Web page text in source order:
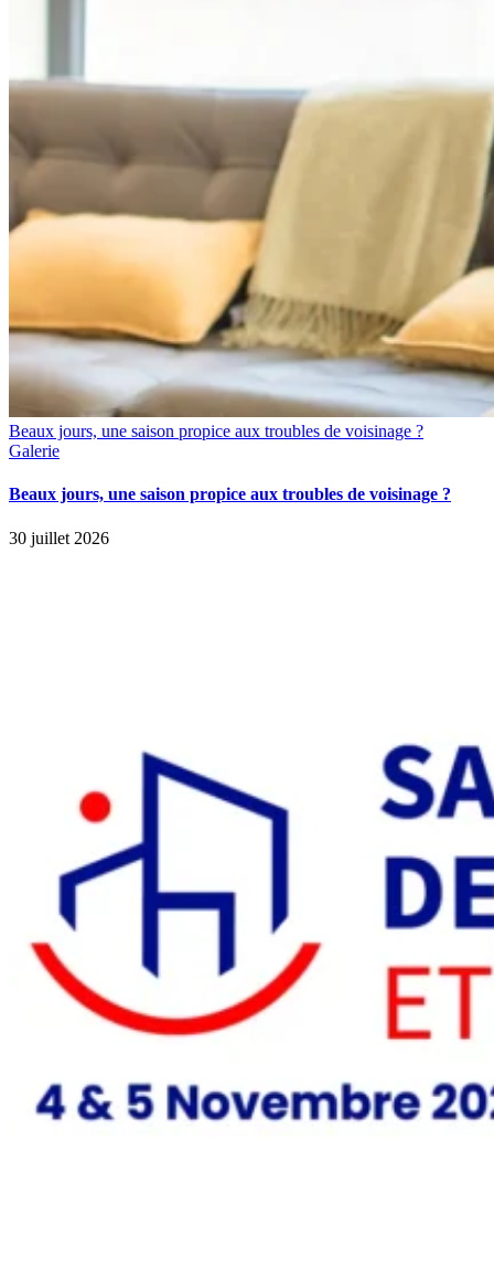
Beaux jours, une saison propice aux troubles de voisinage ?
Galerie
Beaux jours, une saison propice aux troubles de voisinage ?
30 juillet 2026